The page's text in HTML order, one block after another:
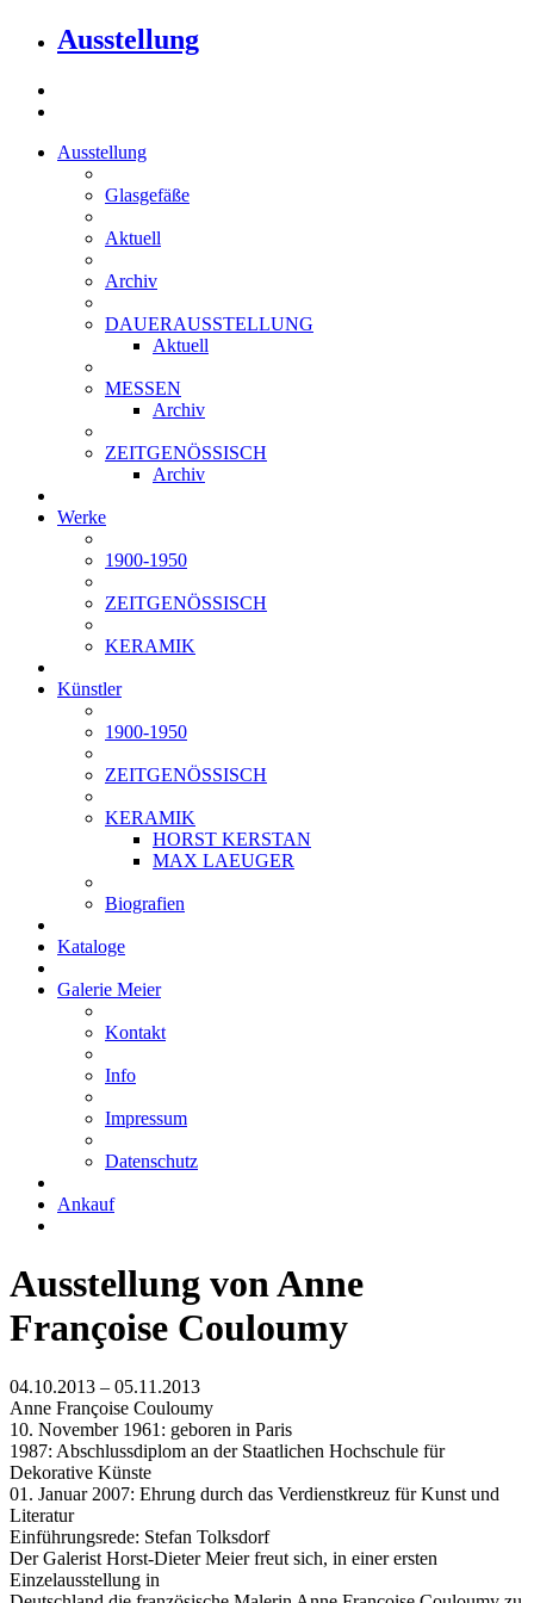
Ausstellung
Ausstellung
Glasgefäße
Aktuell
Archiv
DAUERAUSSTELLUNG
Aktuell
MESSEN
Archiv
ZEITGENÖSSISCH
Archiv
Werke
1900-1950
ZEITGENÖSSISCH
KERAMIK
Künstler
1900-1950
ZEITGENÖSSISCH
KERAMIK
HORST KERSTAN
MAX LAEUGER
Biografien
Kataloge
Galerie Meier
Kontakt
Info
Impressum
Datenschutz
Ankauf
Ausstellung von Anne
Françoise Couloumy
04.10.2013 – 05.11.2013
Anne Françoise Couloumy
10. November 1961: geboren in Paris
1987: Abschlussdiplom an der Staatlichen Hochschule für
Dekorative Künste
01. Januar 2007: Ehrung durch das Verdienstkreuz für Kunst und
Literatur
Einführungsrede: Stefan Tolksdorf
Der Galerist Horst-Dieter Meier freut sich, in einer ersten
Einzelausstellung in